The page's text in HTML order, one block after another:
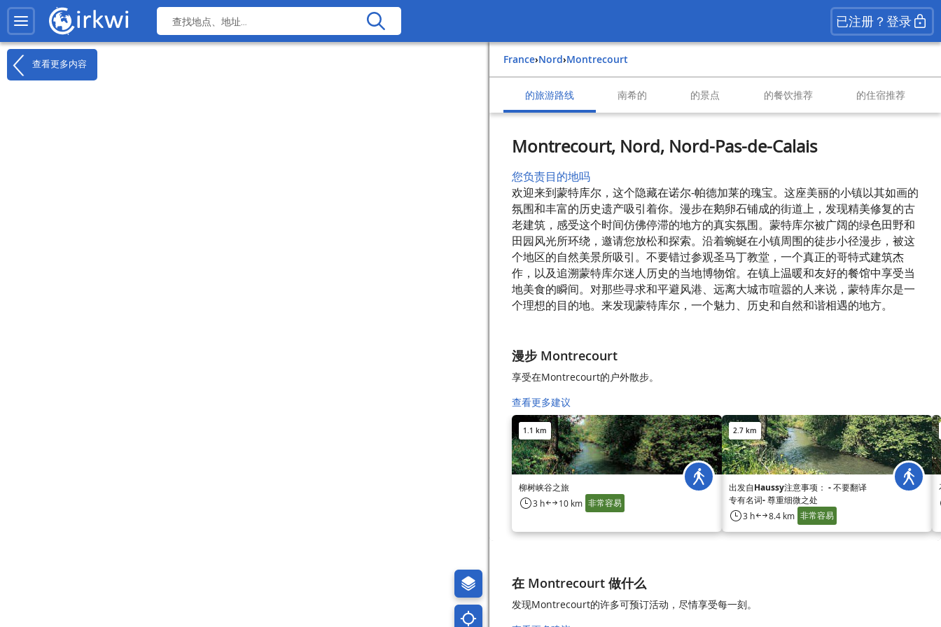
已注册？登录
查看更多内容 France› Nord› Montrecourt
的旅游路线 南希的 的景点 的餐饮推荐 的住宿推荐
Montrecourt, Nord, Nord-Pas-de-Calais
您负责目的地吗
欢迎来到蒙特库尔，这个隐藏在诺尔-帕德加莱的瑰宝。这座美丽的小镇以其如画的
氛围和丰富的历史遗产吸引着你。漫步在鹅卵石铺成的街道上，发现精美修复的古
老建筑，感受这个时间仿佛停滞的地方的真实氛围。蒙特库尔被广阔的绿色田野和
田园风光所环绕，邀请您放松和探索。沿着蜿蜒在小镇周围的徒步小径漫步，被这
个地区的自然美景所吸引。不要错过参观圣马丁教堂，一个真正的哥特式建筑杰
作，以及追溯蒙特库尔迷人历史的当地博物馆。在镇上温暖和友好的餐馆中享受当
地美食的瞬间。对那些寻求和平避风港、远离大城市喧嚣的人来说，蒙特库尔是一
个理想的目的地。来发现蒙特库尔，一个魅力、历史和自然和谐相遇的地方。
漫步 Montrecourt
享受在Montrecourt的户外散步。
查看更多建议
1.1 km
柳树峡谷之旅
3 h 10 km 非常容易
2.7 km
出发自Haussy注意事项： - 不要翻译
专有名词- 尊重细微之处
3 h 8.4 km 非常容易
在 Montrecourt 做什么
发现Montrecourt的许多可预订活动，尽情享受每一刻。